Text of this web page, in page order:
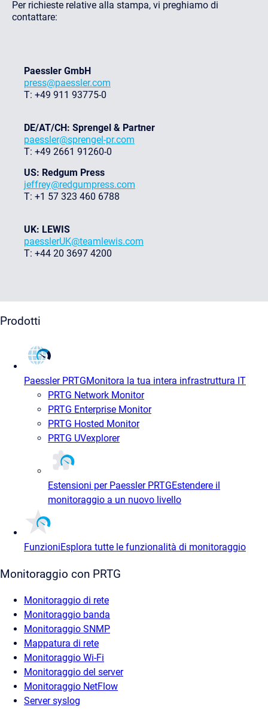
Per richieste relative alla stampa, vi preghiamo di
contattare:
Paessler GmbH
press@paessler.com
T: +49 911 93775-0
DE/AT/CH: Sprengel & Partner
paessler@sprengel-pr.com
T: +49 2661 91260-0
US: Redgum Press
jeffrey@redgumpress.com
T: +1 57 323 460 6788
UK: LEWIS
paesslerUK@teamlewis.com
T: +44 20 3697 4200
Prodotti
Paessler PRTGMonitora la tua intera infrastruttura IT
PRTG Network Monitor
PRTG Enterprise Monitor
PRTG Hosted Monitor
PRTG UVexplorer
Estensioni per Paessler PRTGEstendere il
monitoraggio a un nuovo livello
FunzioniEsplora tutte le funzionalità di monitoraggio
Monitoraggio con PRTG
Monitoraggio di rete
Monitoraggio banda
Monitoraggio SNMP
Mappatura di rete
Monitoraggio Wi-Fi
Monitoraggio del server
Monitoraggio NetFlow
Server syslog